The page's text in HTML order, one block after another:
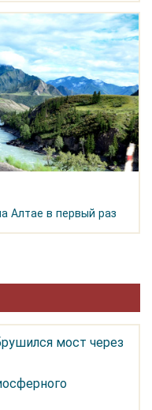
Алтае в первый раз
мост через